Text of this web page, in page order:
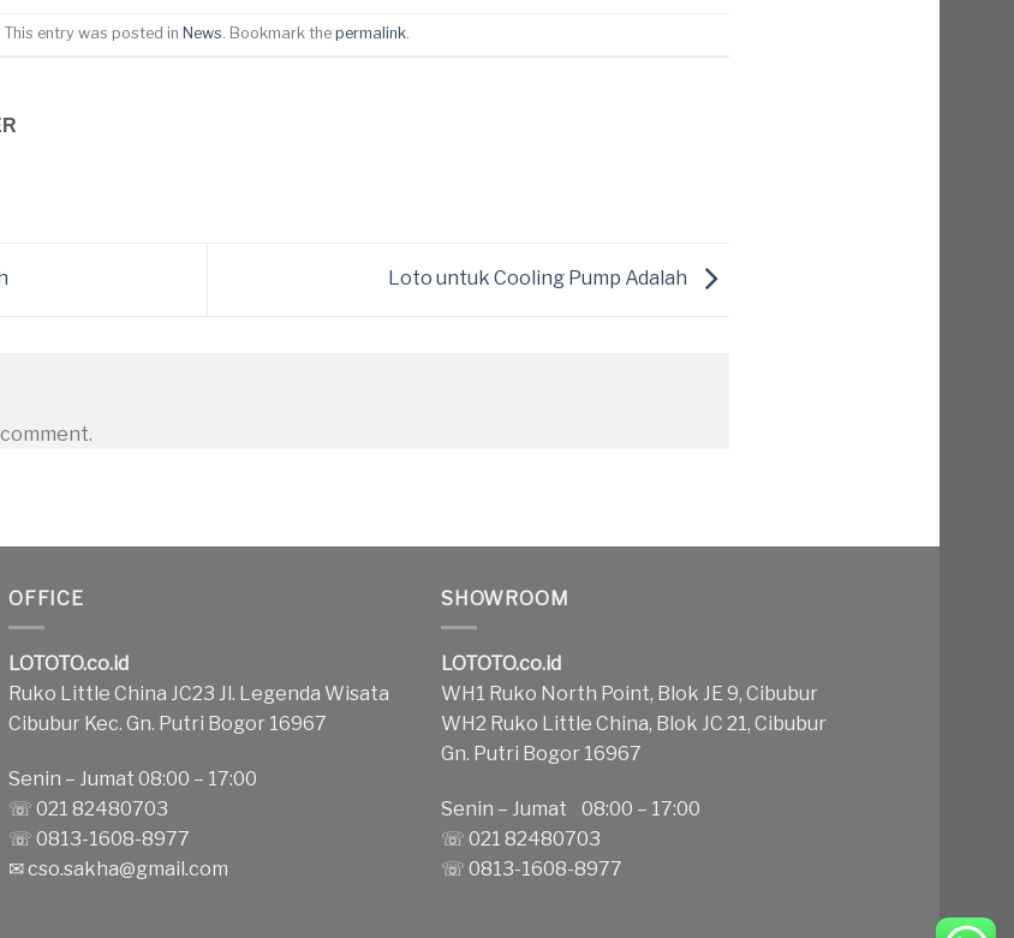
This entry was posted in News. Bookmark the permalink.
Loto untuk Cooling Pump Adalah
OFFICE
LOTOTO.co.id
Ruko Little China JC23 Jl. Legenda Wisata
Cibubur Kec. Gn. Putri Bogor 16967
Senin – Jumat 08:00 – 17:00
☏ 021 82480703
☏ 0813-1608-8977
✉cso.sakha@gmail.com
SHOWROOM
LOTOTO.co.id
WH1 Ruko North Point, Blok JE 9, Cibubur
WH2 Ruko Little China, Blok JC 21, Cibubur
Gn. Putri Bogor 16967
Senin – Jumat 08:00 – 17:00
☏ 021 82480703
☏ 0813-1608-8977